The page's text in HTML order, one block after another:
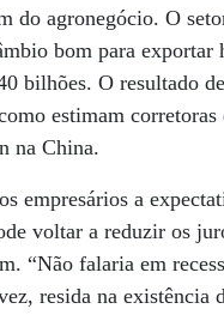
do agronegócio. O
bom para
bilhões. O resultado
estimam
na China.
empresários a
voltar a reduzir os
“Não falaria em
resida na existência